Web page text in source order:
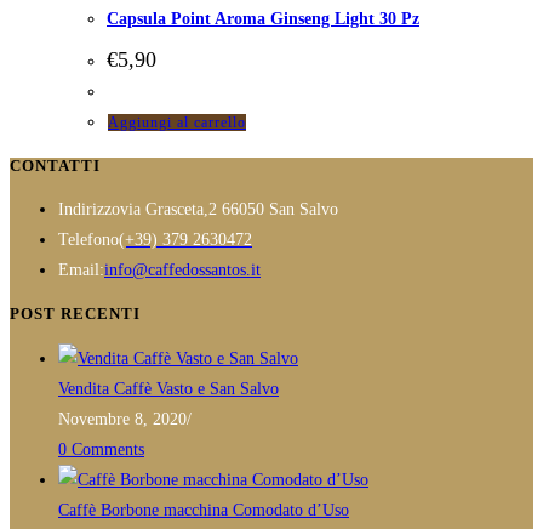
varianti.
Le
possono
nella
pagina
del
Capsula Point Aroma Ginseng Light 30 Pz
€5,90
Aggiungi al carrello
CONTATTI
Indirizzovia Grasceta,2 66050 San Salvo
Telefono(+39) 379 2630472
in
Email:info@caffedossantos.itOpens
application
POST RECENTI
Vendita Caffè Vasto e San Salvo
Novembre 8, 2020/
0 Comments
Caffè Borbone macchina Comodato d’Uso